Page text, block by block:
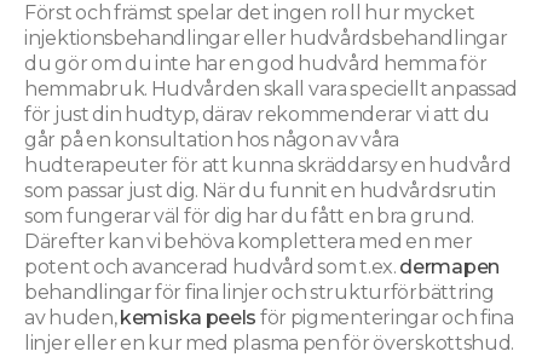
Först och främst spelar det ingen roll hur mycket
injektionsbehandlingar eller hudvårdsbehandlingar
du gör om du inte har en god hudvård hemma för
hemmabruk. Hudvården skall vara speciellt anpassad
för just din hudtyp, därav rekommenderar vi att du
går på en konsultation hos någon av våra
hudterapeuter för att kunna skräddarsy en hudvård
som passar just dig. När du funnit en hudvårdsrutin
som fungerar väl för dig har du fått en bra grund.
Därefter kan vi behöva komplettera med en mer
potent och avancerad hudvård som t.ex. dermapen
behandlingar för fina linjer och strukturförbättring
av huden, kemiska peels för pigmenteringar och fina
linjer eller en kur med plasma pen för överskottshud.